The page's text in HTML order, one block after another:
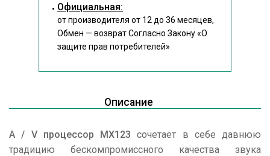
Официальная:
от производителя от 12 до 36 месяцев,
Обмен — возврат Согласно Закону«О
защите прав потребителей»
Описание
A / V процессор MX123 сочетает в себе давнюю
традицию бескомпромиссного качества звука